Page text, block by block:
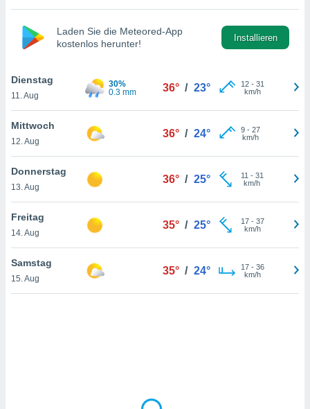
. Sie
jederzeit
Sie
der
weiterhin
Laden Sie die Meteored-App
kostenlos herunter!
Installieren
Dienstag
11. Aug
30%
0.3 mm
36° / 23° 12- 31
km/h
Mittwoch
12. Aug
36° / 24° 9- 27
km/h
Donnerstag
13. Aug
36° / 25° 11 - 31
km/h
Freitag
14. Aug
35° / 25° 17- 37
km/h
Samstag
15. Aug
35° / 24° 17- 36
km/h